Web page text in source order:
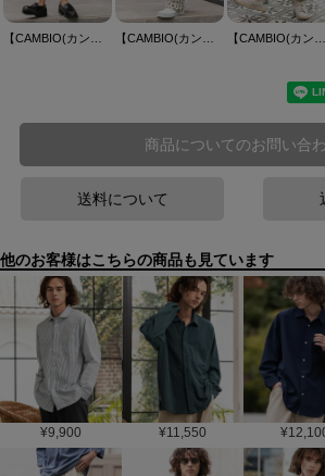
商品についてのお問い合
送料について
他のお客様はこちらの商品も見ています
¥9,900 ¥11,550 ¥